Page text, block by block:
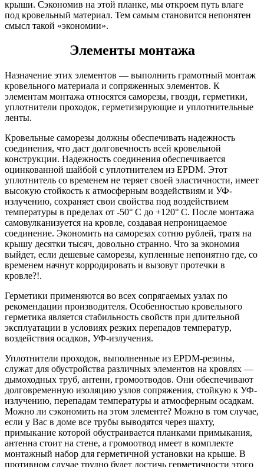
крыши. Сэкономив на этой планке, мы откроем путь влаге
под кровельный материал. Тем самым становится непонятен
смысл такой «экономии».
Элементы монтажа
Назначение этих элементов — выполнить грамотный монтаж
кровельного материала и сопряженных элементов. К
элементам монтажа относятся саморезы, гвозди, герметики,
уплотнители проходок, герметизирующие и уплотнительные
ленты.
Кровельные саморезы должны обеспечивать надежность
соединения, что даст долговечность всей кровельной
конструкции. Надежность соединения обеспечивается
оцинкованной шайбой с уплотнителем из EPDM. Этот
уплотнитель со временем не теряет своей эластичности, имеет
высокую стойкость к атмосферным воздействиям и УФ-
излучению, сохраняет свои свойства под воздействием
температуры в пределах от -50° C до +120° C. После монтажа
самовулканизуется на кровле, создавая непроницаемое
соединение. Экономить на саморезах сотню рублей, тратя на
крышу десятки тысяч, довольно странно. Что за экономия
выйдет, если дешевые саморезы, купленные непонятно где, со
временем начнут корродировать и вызовут протечки в
кровле?!.
Герметики применяются во всех сопрягаемых узлах по
рекомендации производителя. Особенностью кровельного
герметика является стабильность свойств при длительной
эксплуатации в условиях резких перепадов температур,
воздействия осадков, УФ-излучения.
Уплотнители проходок, выполненные из EPDM-резины,
служат для обустройства различных элементов на кровлях —
дымоходных труб, антенн, громоотводов. Они обеспечивают
долговременную изоляцию узлов сопряжения, стойкую к УФ-
излучению, перепадам температуры и атмосферным осадкам.
Можно ли сэкономить на этом элементе? Можно в том случае,
если у Вас в доме все трубы выводятся через шахту,
примыкание которой обустраивается планками примыкания,
антенна стоит на стене, а громоотвод имеет в комплекте
монтажный набор для герметичной установки на крыше. В
противном случае трудно будет достичь герметичности этого